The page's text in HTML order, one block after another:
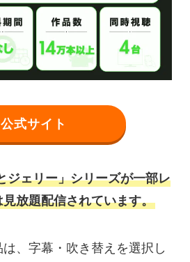
公式サイト
ジェリー」シリーズが一部レ
放題配信されています。
、字幕・吹き替えを選択し